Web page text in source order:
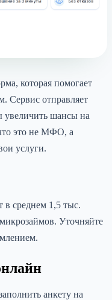
которая помогает
Сервис отправляет
увеличить шансы на
это не МФО, а
услуги.
в среднем 1,5 тыс.
Уточняйте
анкету на